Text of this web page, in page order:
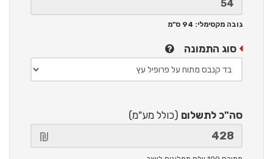
גובה מקסימלי: 94 ס"מ
סוג התמונה
סה"כ לתשלום (כולל מע"מ)